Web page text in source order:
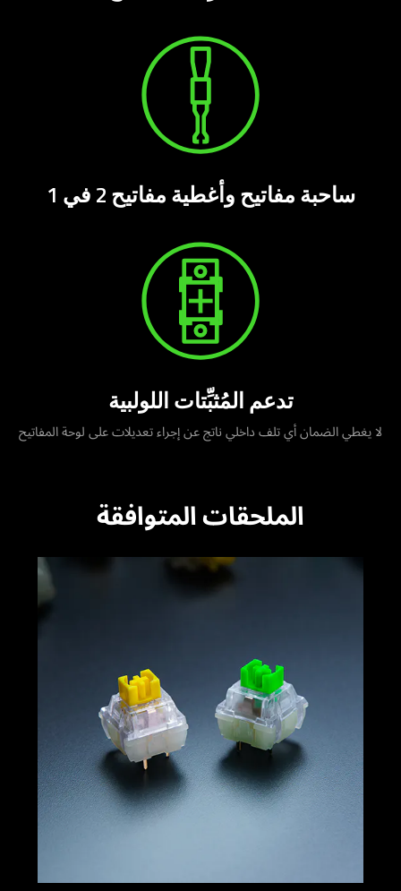
ساحبة مفاتيح وأغطية مفاتيح 2 في 1
تدعم المُثبِّتات اللولبية
لا يغطي الضمان أي تلف داخلي ناتج عن إجراء تعديلات على لوحة المفاتيح
الملحقات المتوافقة